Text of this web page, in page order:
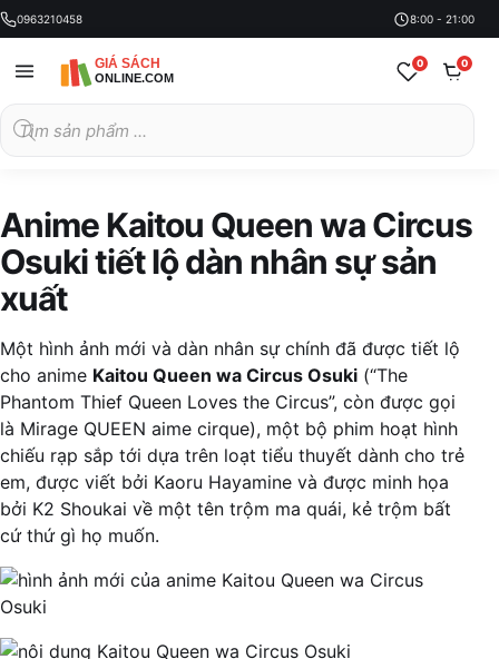
0963210458 8:00 - 21:00
kiếm
sản
0 0
Anime Kaitou Queen wa Circus
Osuki tiết lộ dàn nhân sự sản
xuất
Một hình ảnh mới và dàn nhân sự chính đã được tiết lộ
cho anime Kaitou Queen wa Circus Osuki (“The
Phantom Thief Queen Loves the Circus”, còn được gọi
là Mirage QUEEN aime cirque), một bộ phim hoạt hình
chiếu rạp sắp tới dựa trên loạt tiểu thuyết dành cho trẻ
em, được viết bởi Kaoru Hayamine và được minh họa
bởi K2 Shoukai về một tên trộm ma quái, kẻ trộm bất
cứ thứ gì họ muốn.